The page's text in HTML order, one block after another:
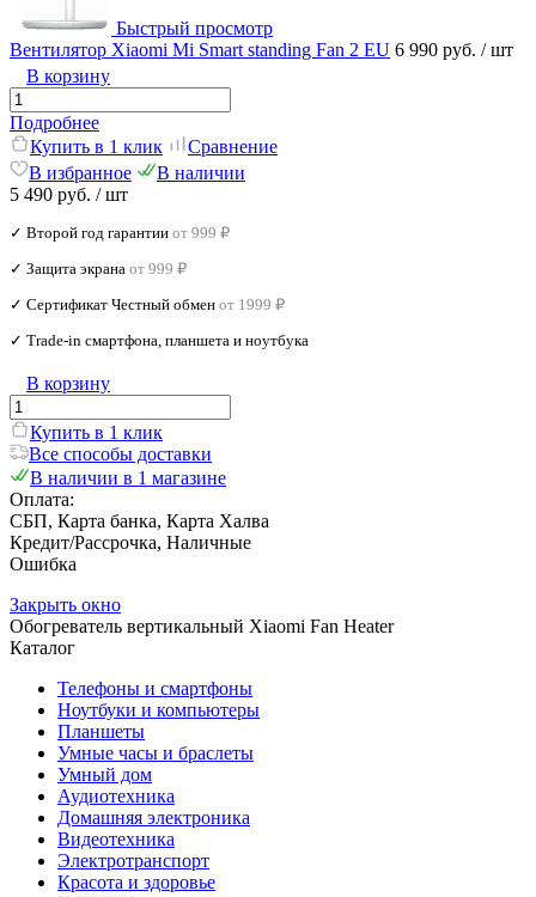
Быстрый просмотр
Вентилятор Xiaomi Mi Smart standing Fan 2 EU 6 990 руб. / шт
В корзину
Подробнее
Купить в 1 клик
Сравнение
В избранное
В наличии
5 490 руб. / шт
✓ Второй год гарантии от 999 ₽
✓ Защита экрана от 999 ₽
✓ Сертификат Честный обмен от 1999 ₽
✓ Trade‑in смартфона, планшета и ноутбука
В корзину
Купить в 1 клик
Все способы доставки
В наличии в 1 магазине
Оплата:
СБП, Карта банка, Карта Халва
Кредит/Рассрочка, Наличные
Ошибка
Закрыть окно
Обогреватель вертикальный Xiaomi Fan Heater
Каталог
Телефоны и смартфоны
Ноутбуки и компьютеры
Планшеты
Умные часы и браслеты
Умный дом
Аудиотехника
Домашняя электроника
Видеотехника
Электротранспорт
Красота и здоровье